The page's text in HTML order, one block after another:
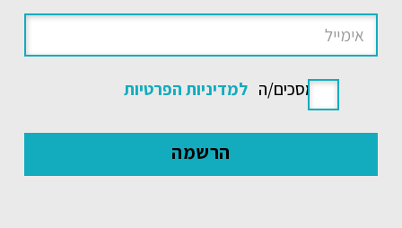
אני מסכים/ה למדיניות הפרטיות